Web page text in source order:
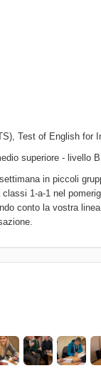
Test of English for
superiore - livello
in piccoli
1-a-1 nel
conto la vostra